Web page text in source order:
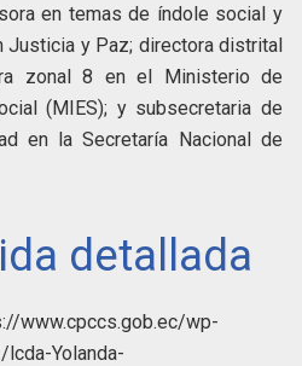
en temas de índole social y
Justicia y Paz; directora distrital
zonal 8 en el Ministerio de
(MIES); y subsecretaria de
en la Secretaría Nacional de
detallada
www.cpccs.gob.ec/wp-
Yolanda-